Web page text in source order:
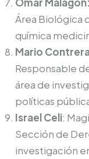
Área Biológica
química
Mario
Responsable
área de
políticas
Israel Celi:
Sección de
investigación